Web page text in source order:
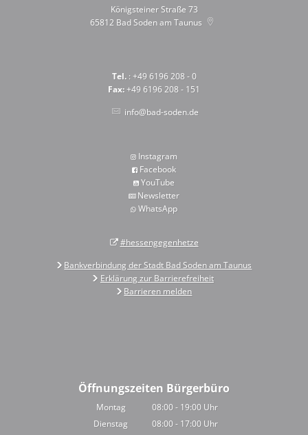
Königsteiner Straße 73
65812 Bad Soden am Taunus
Tel.: +49 6196 208 - 0
Fax:+49 6196 208 - 151
info@bad-soden.de
Instagram
Facebook
YouTube
Newsletter
WhatsApp
#hessengegenhetze
Bankverbindung der Stadt Bad Soden am Taunus
Erklärung zur Barrierefreiheit
Barrieren melden
Öffnungszeiten Bürgerbüro
Montag 08:00- 19:00 Uhr
Von 08:00 bis 19:00 Uhr
Dienstag 08:00- 17:00 Uhr